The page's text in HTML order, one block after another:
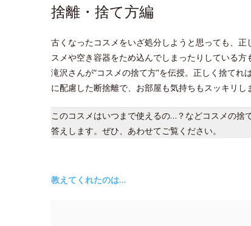
捨離・捨て方編
古くなったコスメをいざ処分しようと思っても、
スメや空き容器をため込んでしまったりしている
滝沢さんが“コスメの捨て方”を伝授。正しく捨て
に配慮した断捨離で、お部屋も気持ちもスッキリし
このコスメはいつまで使えるの…？などコスメの捨
答えします。ぜひ、あわせてご覧ください。
教えてくれたのは…